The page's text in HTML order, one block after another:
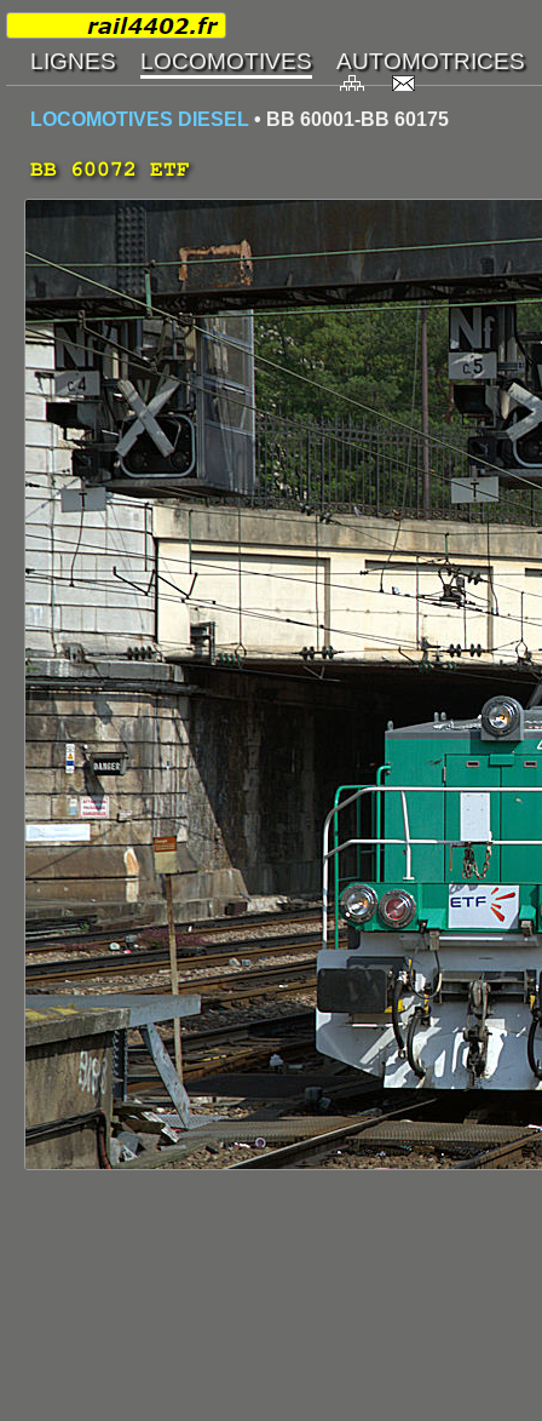
LOCOMOTIVES DIESEL • BB 60001-BB 60175
BB 60072 ETF